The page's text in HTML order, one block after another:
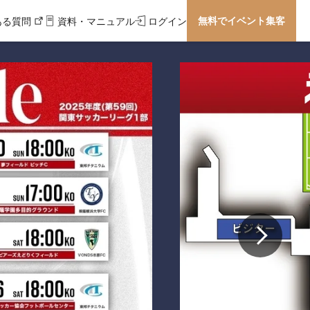
質問 資料・マニュアル ログイン 無料でイベント集客